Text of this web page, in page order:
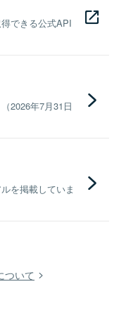
できる公式API
2026年7月31日
を掲載していま
ついて